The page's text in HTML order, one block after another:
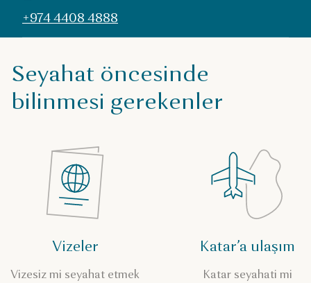
+974 4408 4888
Seyahat öncesinde
bilinmesi gerekenler
Vizeler
Vizesiz mi seyahat etmek
Katar’a ulaşım
Katar seyahati mi